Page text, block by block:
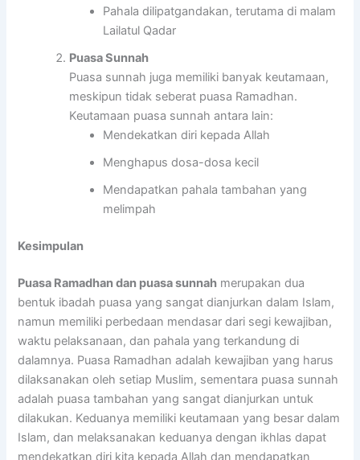
Pahala dilipatgandakan, terutama di malam
Lailatul Qadar
Puasa Sunnah
Puasa sunnah juga memiliki banyak keutamaan,
meskipun tidak seberat puasa Ramadhan.
Keutamaan puasa sunnah antara lain:
Mendekatkan diri kepada Allah
Menghapus dosa-dosa kecil
Mendapatkan pahala tambahan yang
melimpah
Kesimpulan
Puasa Ramadhan dan puasa sunnah merupakan dua
bentuk ibadah puasa yang sangat dianjurkan dalam Islam,
namun memiliki perbedaan mendasar dari segi kewajiban,
waktu pelaksanaan, dan pahala yang terkandung di
dalamnya. Puasa Ramadhan adalah kewajiban yang harus
dilaksanakan oleh setiap Muslim, sementara puasa sunnah
adalah puasa tambahan yang sangat dianjurkan untuk
dilakukan. Keduanya memiliki keutamaan yang besar dalam
Islam, dan melaksanakan keduanya dengan ikhlas dapat
mendekatkan diri kita kepada Allah dan mendapatkan